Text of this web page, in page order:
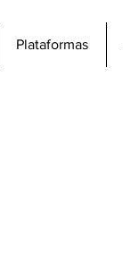
Plataformas